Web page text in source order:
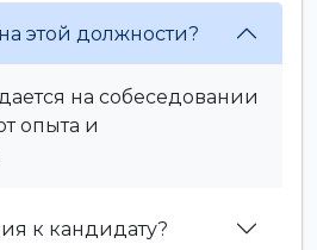
этой должности?
на собеседовании
опыта и
к кандидату?